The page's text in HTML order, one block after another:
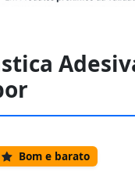
Bom e barato